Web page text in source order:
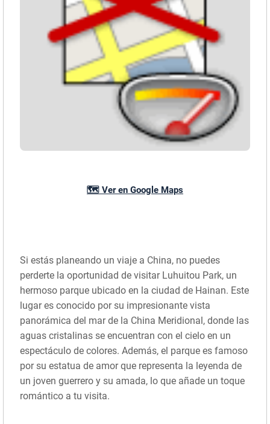
🗺️ Ver en Google Maps
Si estás planeando un viaje a China, no puedes
perderte la oportunidad de visitar Luhuitou Park, un
hermoso parque ubicado en la ciudad de Hainan. Este
lugar es conocido por su impresionante vista
panorámica del mar de la China Meridional, donde las
aguas cristalinas se encuentran con el cielo en un
espectáculo de colores. Además, el parque es famoso
por su estatua de amor que representa la leyenda de
un joven guerrero y su amada, lo que añade un toque
romántico a tu visita.